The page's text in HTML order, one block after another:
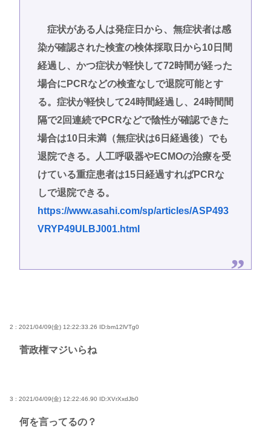
症状がある人は発症日から、無症状者は感
染が確認された検査の検体採取日から10日間
経過し、かつ症状が軽快して72時間が経った
場合にPCRなどの検査なしで退院可能とす
る。症状が軽快して24時間経過し、24時間間
隔で2回連続でPCRなどで陰性が確認できた
場合は10日未満（無症状は6日経過後）でも
退院できる。人工呼吸器やECMOの治療を受
けている重症患者は15日経過すればPCRな
しで退院できる。
https://www.asahi.com/sp/articles/ASP493
VRYP49ULBJ001.html
2 : 2021/04/09(金) 12:22:33.26 ID:bm12lVTg0
菅政権マジいらね
3 : 2021/04/09(金) 12:22:46.90 ID:XVrXxdJb0
何を言ってるの？